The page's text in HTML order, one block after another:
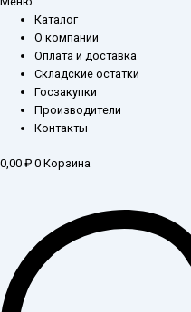
Каталог
О компании
Оплата и доставка
Складские остатки
Госзакупки
Производители
Контакты
0,00 ₽ 0 Корзина